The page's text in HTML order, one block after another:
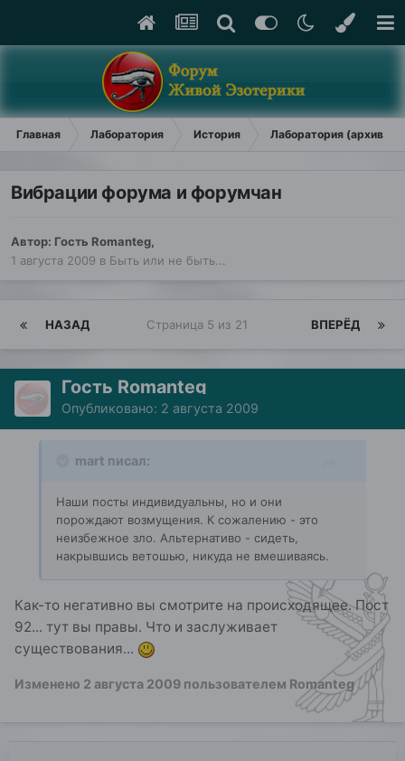
Главная Лаборатория История Лаборатория (архив)
Вибрации форума и форумчан
Автор: Гость Romanteg,
1 августа 2009 в Быть или не быть...
НАЗАД ВПЕРЁД
Страница 5 из 21
Гость Romanteg
Опубликовано: 2 августа 2009
mart писал:
Наши посты индивидуальны, но и они
порождают возмущения. К сожалению - это
неизбежное зло. Альтернативо - сидеть,
накрывшись ветошью, никуда не вмешиваясь.
Как-то негативно вы смотрите на происходящее. Пост
92... тут вы правы. Что и заслуживает
существования...
Изменено 2 августа 2009 пользователем Romanteg